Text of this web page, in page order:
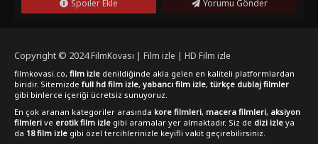
Spoiler Ekle Yorumu Gönder
Copyright © 2024FilmKovası | Film izle | HD Film izle
filmkovasi.co, film izle denildiğinde akla gelen en kaliteli platformlardan
biridir. Sitemizde full hd film izle, yabancı film izle, türkçe dublaj filmler
gibi binlerce içeriği ücretsiz sunuyoruz.
En çok aranan kategoriler arasında kore filmleri, macera filmleri, aksiyon
filmleri ve erotik film izle gibi aramalar yer almaktadır. Siz de dizi izle ya
da 18 film izle gibi özel tercihlerinizle keyifli vakit geçirebilirsiniz.